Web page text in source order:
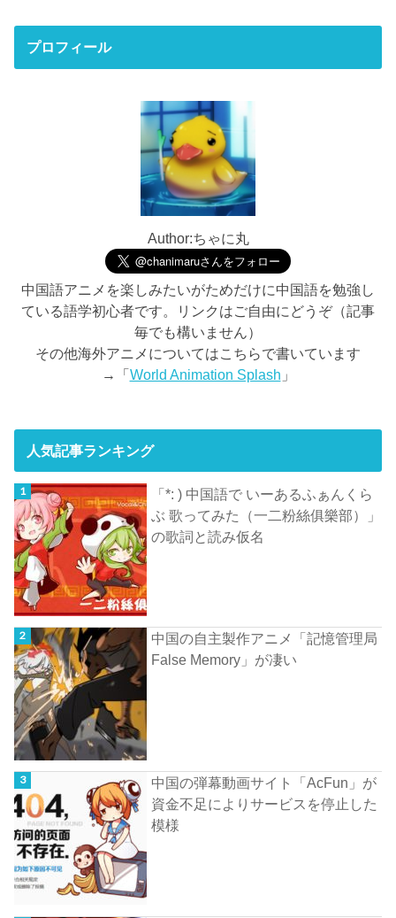
プロフィール
Author:ちゃに丸
中国語アニメを楽しみたいがためだけに中国語を勉強し
ている語学初心者です。リンクはご自由にどうぞ（記事
毎でも構いません）
その他海外アニメについてはこちらで書いています
→「World Animation Splash 」
人気記事ランキング
「*: ) 中国語で いーあるふぁんくら
ぶ 歌ってみた（一二粉絲俱樂部）」
の歌詞と読み仮名
中国の自主製作アニメ「記憶管理局
False Memory」が凄い
中国の弾幕動画サイト「AcFun」が
資金不足によりサービスを停止した
模様